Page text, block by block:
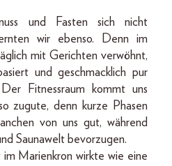
und Fasten sich nicht
wir ebenso. Denn im
mit Gerichten verwöhnt,
und geschmacklich pur
Fitnessraum kommt uns
zugute, denn kurze Phasen
von uns gut, während
Saunawelt bevorzugen.
Marienkron wirkte wie eine